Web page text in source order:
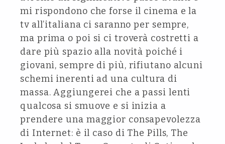
mi rispondono che forse il cinema e la
tv all’italiana ci saranno per sempre,
ma prima o poi si ci troverà costretti a
dare più spazio alla novità poiché i
giovani, sempre di più, rifiutano alcuni
schemi inerenti ad una cultura di
massa. Aggiungerei che a passi lenti
qualcosa si smuove e si inizia a
prendere una maggior consapevolezza
di Internet: è il caso di The Pills, The